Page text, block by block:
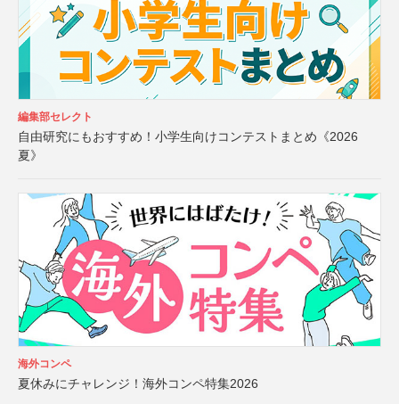
編集部セレクト
自由研究にもおすすめ！小学生向けコンテストまとめ《2026
夏》
海外コンペ
夏休みにチャレンジ！海外コンペ特集2026